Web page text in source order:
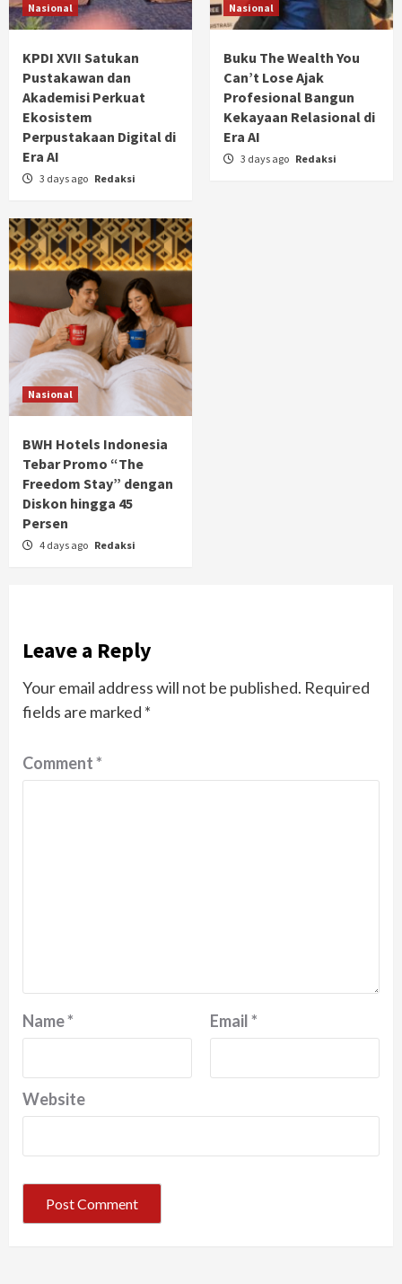
Nasional
KPDI XVII Satukan
Pustakawan dan
Akademisi Perkuat
Ekosistem
Perpustakaan Digital di
Era AI
3 days ago Redaksi
Nasional
Buku The Wealth You
Can’t Lose Ajak
Profesional Bangun
Kekayaan Relasional di
Era AI
3 days ago Redaksi
Nasional
BWH Hotels Indonesia
Tebar Promo “The
Freedom Stay” dengan
Diskon hingga 45
Persen
4 days ago Redaksi
Leave a Reply
Your email address will not be published. Required
fields are marked *
Comment*
Name* Email*
Website